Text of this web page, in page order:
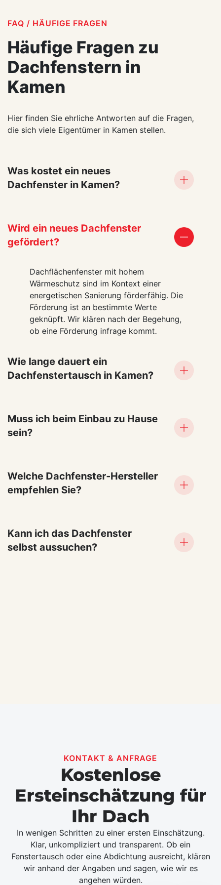
Zusammenarbeit!
FAQ / HÄUFIGE FRAGEN
Häufige Fragen zu
Dachfenstern in
Kamen
Hier finden Sie ehrliche Antworten auf die Fragen,
die sich viele Eigentümer in Kamen stellen.
Was kostet ein neues
Dachfenster in Kamen?
Wird ein neues Dachfenster
gefördert?
Dachflächenfenster mit hohem
Wärmeschutz sind im Kontext einer
energetischen Sanierung förderfähig. Die
Förderung ist an bestimmte Werte
geknüpft. Wir klären nach der Begehung,
ob eine Förderung infrage kommt.
Wie lange dauert ein
Dachfenstertausch in Kamen?
Muss ich beim Einbau zu Hause
sein?
Welche Dachfenster-Hersteller
empfehlen Sie?
Kann ich das Dachfenster
selbst aussuchen?
KONTAKT & ANFRAGE
Kostenlose
Ersteinschätzung für
Ihr Dach
In wenigen Schritten zu einer ersten Einschätzung.
Klar, unkompliziert und transparent. Ob ein
Fenstertausch oder eine Abdichtung ausreicht, klären
wir anhand der Angaben und sagen, wie wir es
angehen würden.